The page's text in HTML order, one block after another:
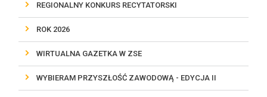
REGIONALNY KONKURS RECYTATORSKI
ROK 2026
WIRTUALNA GAZETKA W ZSE
WYBIERAM PRZYSZŁOŚĆ ZAWODOWĄ - EDYCJA II